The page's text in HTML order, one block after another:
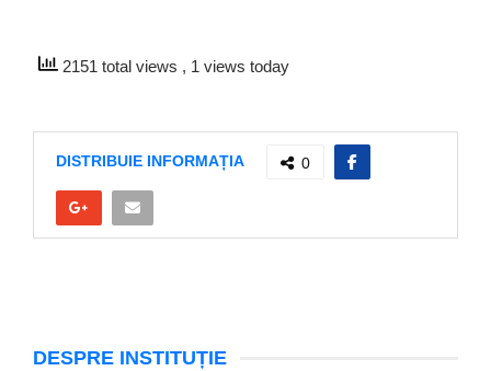
2151 total views , 1 views today
DISTRIBUIE INFORMAȚIA 0
DESPRE INSTITUȚIE